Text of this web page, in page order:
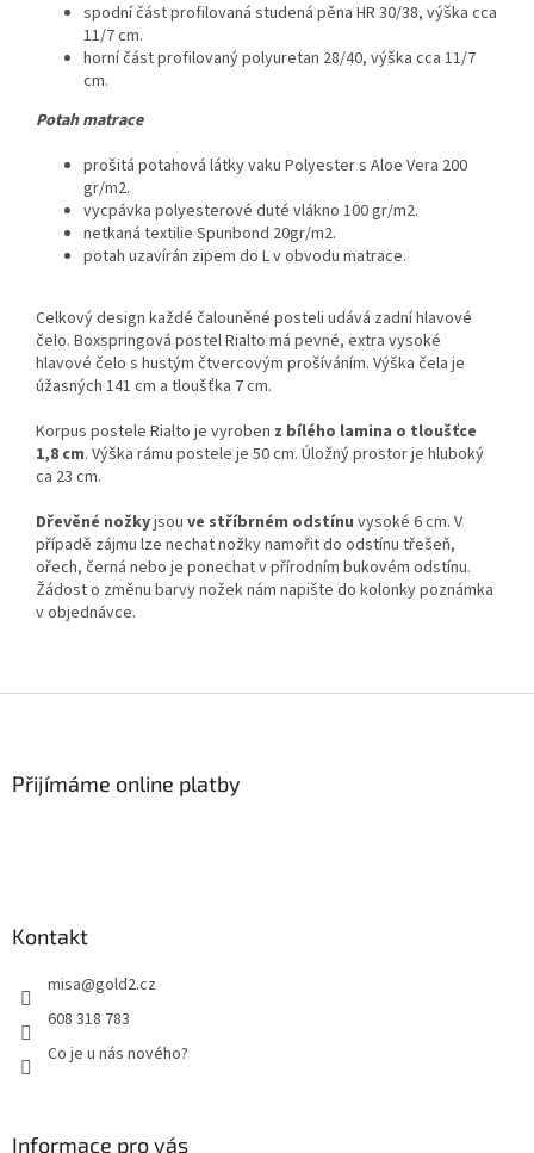
spodní část profilovaná studená pěna HR 30/38, výška cca
11/7 cm.
horní část profilovaný polyuretan 28/40, výška cca 11/7
cm.
Potah matrace
prošitá potahová látky vaku Polyester s Aloe Vera 200
gr/m2.
vycpávka polyesterové duté vlákno 100 gr/m2.
netkaná textilie Spunbond 20gr/m2.
potah uzavírán zipem do L v obvodu matrace.
Celkový design každé čalouněné posteli udává zadní hlavové
čelo. Boxspringová postel Rialto má pevné, extra vysoké
hlavové čelo s hustým čtvercovým prošíváním. Výška čela je
úžasných 141 cm a tloušťka 7 cm.
Korpus postele Rialto je vyroben z bílého lamina o tloušťce
1,8 cm. Výška rámu postele je 50 cm. Úložný prostor je hluboký
ca 23 cm.
Dřevěné nožkyjsou ve stříbrném odstínu vysoké 6 cm. V
případě zájmu lze nechat nožky namořit do odstínu třešeň,
ořech, černá nebo je ponechat v přírodním bukovém odstínu.
Žádost o změnu barvy nožek nám napište do kolonky poznámka
v objednávce.
Přijímáme online platby
Kontakt
misa@gold2.cz
608 318 783
Co je u nás nového?
Informace pro vás